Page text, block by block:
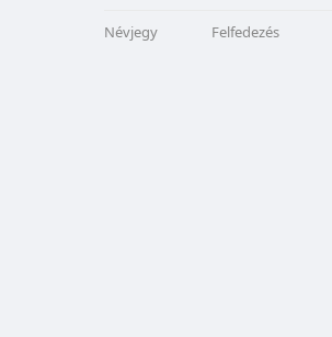
Névjegy Felfedezés